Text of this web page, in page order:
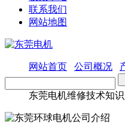
联系我们
网站地图
网站首页 公司概况
东莞电机维修技术知